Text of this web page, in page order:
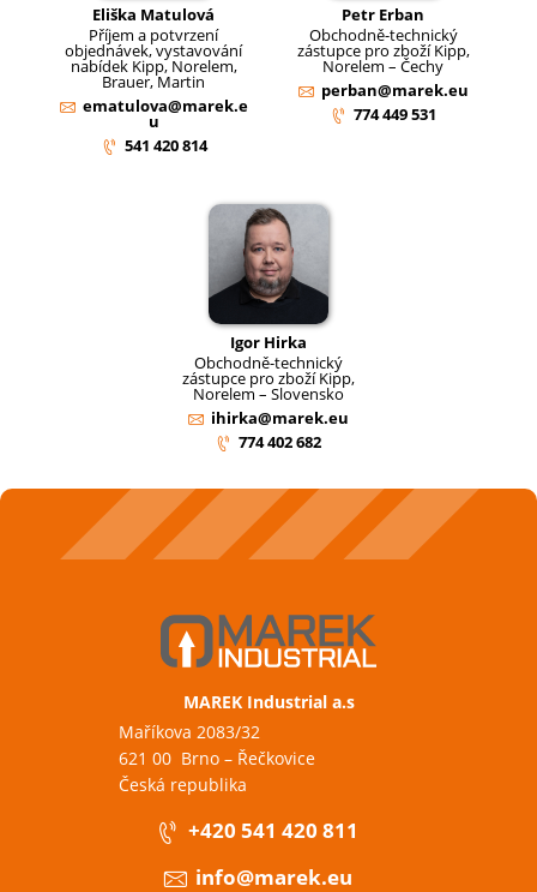
Eliška Matulová
Příjem a potvrzení
objednávek, vystavování
nabídek Kipp, Norelem,
Brauer, Martin
ematulova@marek.e
u
541 420 814
Petr Erban
Obchodně-technický
zástupce pro zboží Kipp,
Norelem – Čechy
perban@marek.eu
774 449 531
Igor Hirka
Obchodně-technický
zástupce pro zboží Kipp,
Norelem – Slovensko
ihirka@marek.eu
774 402 682
MAREK Industrial a.s
Maříkova 2083/32
621 00 Brno – Řečkovice
Česká republika
+420 541 420 811
info@marek.eu